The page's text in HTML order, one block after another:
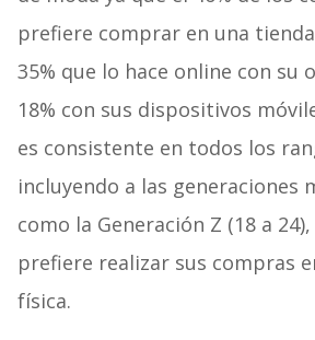
prefiere comprar en una
35% que lo hace online con su
18% con sus dispositivos
es consistente en todos los
incluyendo a las generaciones
como la Generación Z (18 a
prefiere realizar sus compras
física.